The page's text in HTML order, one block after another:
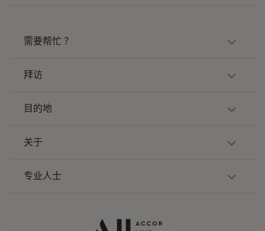
需要帮忙 ？
拜访
目的地
关于
专业人士